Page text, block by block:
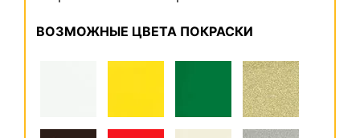
ВОЗМОЖНЫЕ ЦВЕТА ПОКРАСКИ